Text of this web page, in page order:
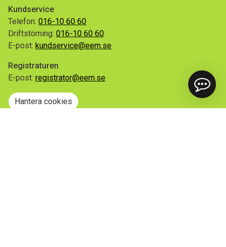
Kundservice
Telefon: 016-10 60 60
Driftstörning: 016-10 60 60
E-post: kundservice@eem.se
Registraturen
E-post: registrator@eem.se
Hantera cookies